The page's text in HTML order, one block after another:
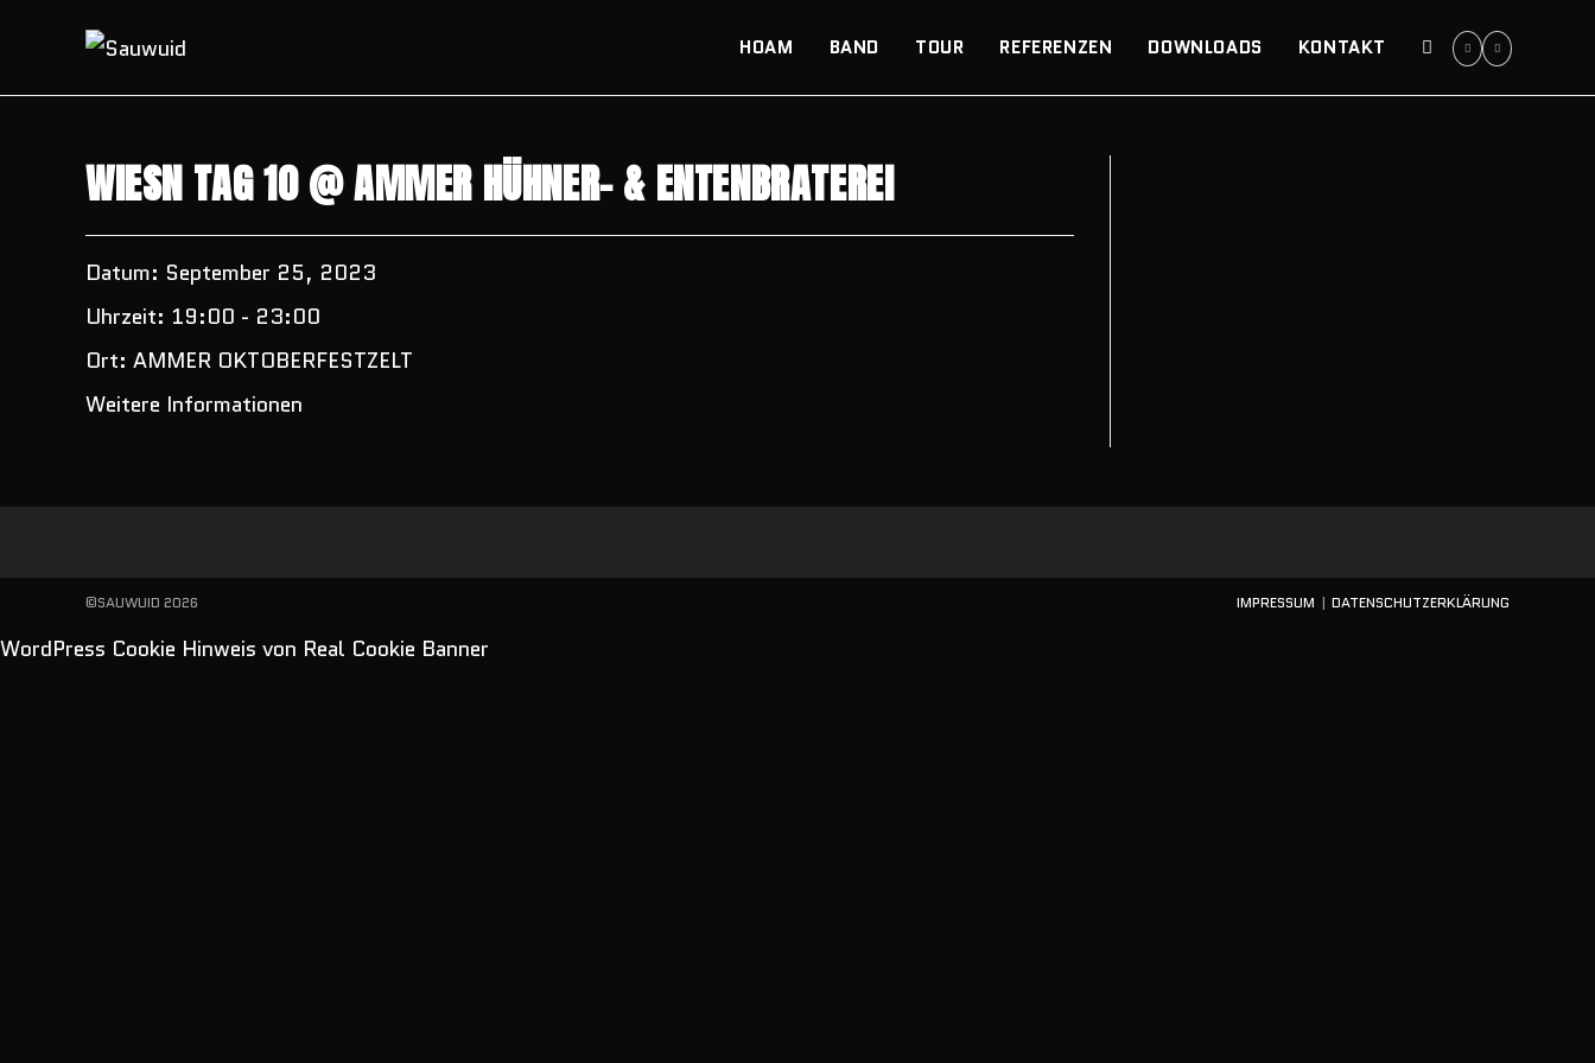
HOAM BAND TOUR REFERENZEN DOWNLOADS KONTAKT WEBSITE-
WIESN TAG 10 @ AMMER HÜHNER- & ENTENBRATEREI
Datum: September 25, 2023
Uhrzeit: 19:00 - 23:00
Ort: AMMER OKTOBERFESTZELT
Weitere Informationen
IMPRESSUM DATENSCHUTZERKLÄRUNG
©SAUWUID 2026
WordPress Cookie Hinweis von Real Cookie Banner